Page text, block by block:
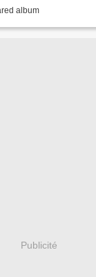
album
Publicité